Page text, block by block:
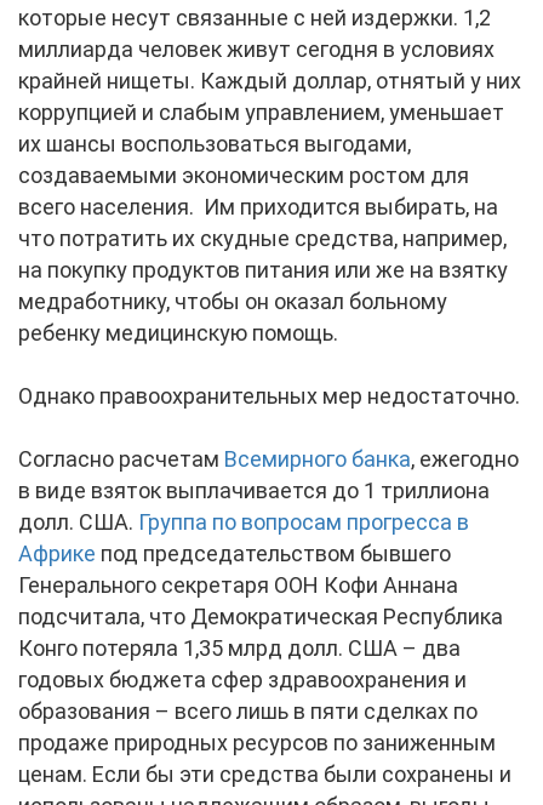
которые несут связанные с ней издержки. 1,2
миллиарда человек живут сегодня в условиях
крайней нищеты. Каждый доллар, отнятый у них
коррупцией и слабым управлением, уменьшает
их шансы воспользоваться выгодами,
создаваемыми экономическим ростом для
всего населения. Им приходится выбирать, на
что потратить их скудные средства, например,
на покупку продуктов питания или же на взятку
медработнику, чтобы он оказал больному
ребенку медицинскую помощь.
Однако правоохранительных мер недостаточно.
Согласно расчетам Всемирного банка, ежегодно
в виде взяток выплачивается до 1 триллиона
долл. США. Группа по вопросам прогресса в
Африке под председательством бывшего
Генерального секретаря ООН Кофи Аннана
подсчитала, что Демократическая Республика
Конго потеряла 1,35 млрд долл. США – два
годовых бюджета сфер здравоохранения и
образования – всего лишь в пяти сделках по
продаже природных ресурсов по заниженным
ценам. Если бы эти средства были сохранены и